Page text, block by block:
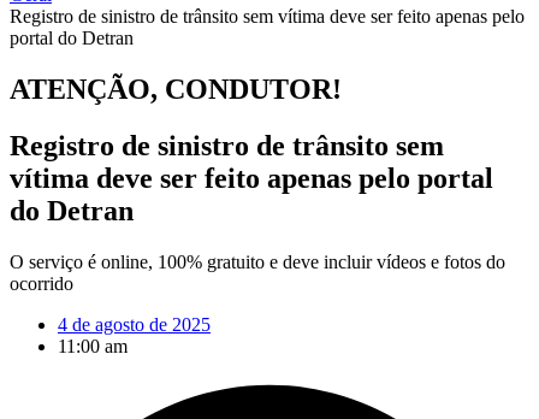
Registro de sinistro de trânsito sem vítima deve ser feito apenas pelo
portal do Detran
ATENÇÃO, CONDUTOR!
Registro de sinistro de trânsito sem
vítima deve ser feito apenas pelo portal
do Detran
O serviço é online, 100% gratuito e deve incluir vídeos e fotos do
ocorrido
4 de agosto de 2025
11:00 am